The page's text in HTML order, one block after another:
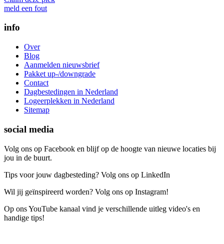
meld een fout
info
Over
Blog
Aanmelden nieuwsbrief
Pakket up-/downgrade
Contact
Dagbestedingen in Nederland
Logeerplekken in Nederland
Sitemap
social media
Volg ons op Facebook en blijf op de hoogte van nieuwe locaties bij
jou in de buurt.
Tips voor jouw dagbesteding? Volg ons op LinkedIn
Wil jij geïnspireerd worden? Volg ons op Instagram!
Op ons YouTube kanaal vind je verschillende uitleg video's en
handige tips!